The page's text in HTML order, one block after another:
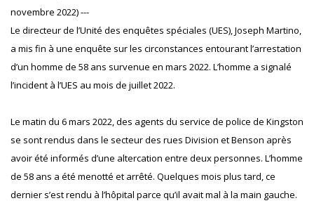
novembre 2022) ---
Le directeur de l’Unité des enquêtes spéciales (UES), Joseph Martino,
a mis fin à une enquête sur les circonstances entourant l’arrestation
d’un homme de 58 ans survenue en mars 2022. L’homme a signalé
l’incident à l’UES au mois de juillet 2022.
Le matin du 6 mars 2022, des agents du service de police de Kingston
se sont rendus dans le secteur des rues Division et Benson après
avoir été informés d’une altercation entre deux personnes. L’homme
de 58 ans a été menotté et arrêté. Quelques mois plus tard, ce
dernier s’est rendu à l’hôpital parce qu’il avait mal à la main gauche.